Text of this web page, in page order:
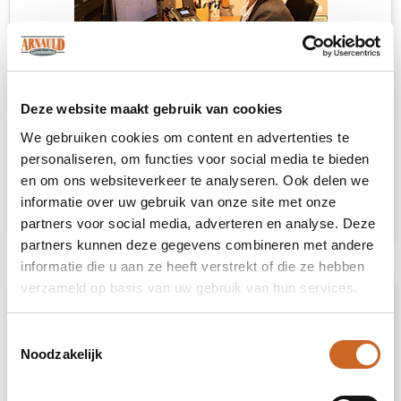
Deze website maakt gebruik van cookies
We gebruiken cookies om content en advertenties te
personaliseren, om functies voor social media te bieden
en om ons websiteverkeer te analyseren. Ook delen we
informatie over uw gebruik van onze site met onze
partners voor social media, adverteren en analyse. Deze
partners kunnen deze gegevens combineren met andere
informatie die u aan ze heeft verstrekt of die ze hebben
verzameld op basis van uw gebruik van hun services.
Noodzakelijk
Heb je niet kunnen vinden wat je
zoekt?
Neem contact met ons op voor een advies
op maat.
Omschrijving
Je outfit is pas echt af met deze stoere, high
profile cap uit onze retail lijn. De cap heeft